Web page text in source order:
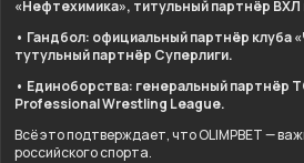
«Нефтехимика», титульный партнёр ВХЛ
• Гандбол: официальный партнёр клуба
тутульный партнёр Суперлиги.
• Единоборства: генеральный партнёр
Professional Wrestling League.
Всё это подтверждает, что OLIMPBET —
российского спорта.